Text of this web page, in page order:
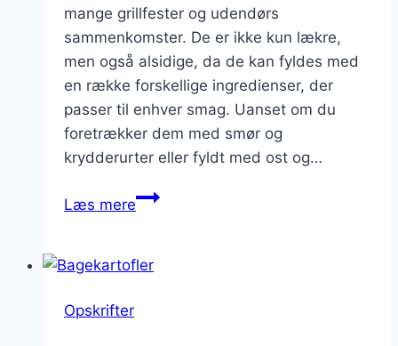
mange grillfester og udendørs
sammenkomster. De er ikke kun lækre,
men også alsidige, da de kan fyldes med
en række forskellige ingredienser, der
passer til enhver smag. Uanset om du
foretrækker dem med smør og
krydderurter eller fyldt med ost og…
Læs mereBagte
ved
Opskrifter